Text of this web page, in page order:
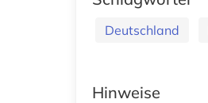
Deutschland
Hinweise